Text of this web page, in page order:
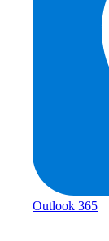
Outlook 365